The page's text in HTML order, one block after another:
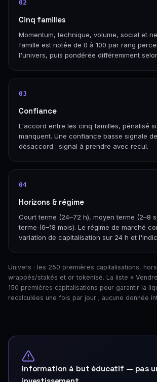
02
Cinq familles
Momentum, technique, volume, social et
famille est notée de 0 à 100 par rang
l'univers, puis pondérée différemment
03
Confiance
L'accord entre les cinq familles, pénalisé
manquent. Une confiance basse signale
désaccord : signal à prendre avec recul.
04
Horizons & régime
Court terme (24–72 h), moyen terme (2–8
terme (6–18 mois). Le régime de marché
variation de capitalisation sur 24 h et
Univers : les 250 premières capitalisations,
wrappés/stakés et or tokenisé. La liste «
150 premières capitalisations pour garantir la
recalculées une fois par jour ; aucune donnée
Information à but éducatif — pas